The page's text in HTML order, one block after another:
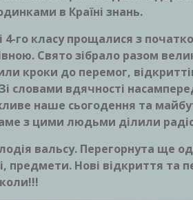
в Країні знань.
4-го класу прощалися з
Свято зібрало разом
кроки до перемог,
словами вдячності
наше сьогодення та
з цими людьми ділили
вальсу. Перегорнута ще
предмети. Нові відкриття